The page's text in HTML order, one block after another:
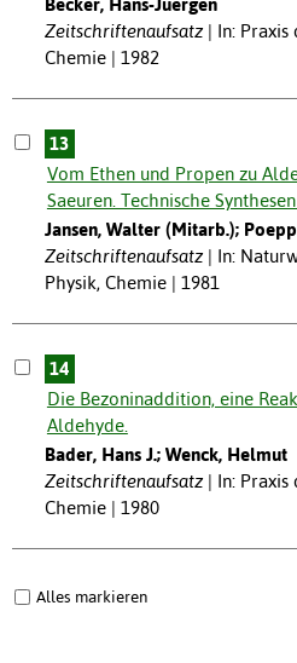
Becker, Hans-Juergen
Zeitschriftenaufsatz
In: Praxis
Chemie | 1982
13
Vom Ethen und Propen zu
Saeuren. Technische
Jansen, Walter (Mitarb.);
Zeitschriftenaufsatz
In:
Physik, Chemie | 1981
14
Die Bezoninaddition, eine
Aldehyde.
Bader, Hans J.; Wenck, Helmut
Zeitschriftenaufsatz
In: Praxis
Chemie | 1980
Alles markieren